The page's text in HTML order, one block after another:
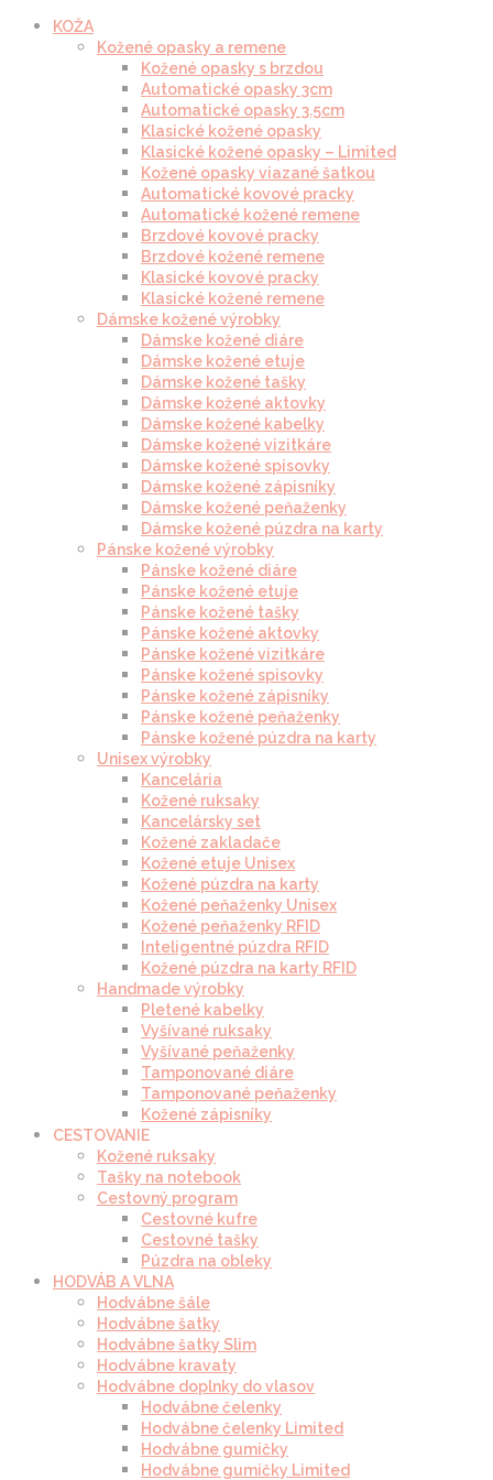
KOŽA
Kožené opasky a remene
Kožené opasky s brzdou
Automatické opasky 3cm
Automatické opasky 3.5cm
Klasické kožené opasky
Klasické kožené opasky – Limited
Kožené opasky viazané šatkou
Automatické kovové pracky
Automatické kožené remene
Brzdové kovové pracky
Brzdové kožené remene
Klasické kovové pracky
Klasické kožené remene
Dámske kožené výrobky
Dámske kožené diáre
Dámske kožené etuje
Dámske kožené tašky
Dámske kožené aktovky
Dámske kožené kabelky
Dámske kožené vizitkáre
Dámske kožené spisovky
Dámske kožené zápisníky
Dámske kožené peňaženky
Dámske kožené púzdra na karty
Pánske kožené výrobky
Pánske kožené diáre
Pánske kožené etuje
Pánske kožené tašky
Pánske kožené aktovky
Pánske kožené vizitkáre
Pánske kožené spisovky
Pánske kožené zápisníky
Pánske kožené peňaženky
Pánske kožené púzdra na karty
Unisex výrobky
Kancelária
Kožené ruksaky
Kancelársky set
Kožené zakladače
Kožené etuje Unisex
Kožené púzdra na karty
Kožené peňaženky Unisex
Kožené peňaženky RFID
Inteligentné púzdra RFID
Kožené púzdra na karty RFID
Handmade výrobky
Pletené kabelky
Vyšívané ruksaky
Vyšívané peňaženky
Tamponované diáre
Tamponované peňaženky
Kožené zápisníky
CESTOVANIE
Kožené ruksaky
Tašky na notebook
Cestovný program
Cestovné kufre
Cestovné tašky
Púzdra na obleky
HODVÁB A VLNA
Hodvábne šále
Hodvábne šatky
Hodvábne šatky Slim
Hodvábne kravaty
Hodvábne doplnky do vlasov
Hodvábne čelenky
Hodvábne čelenky Limited
Hodvábne gumičky
Hodvábne gumičky Limited